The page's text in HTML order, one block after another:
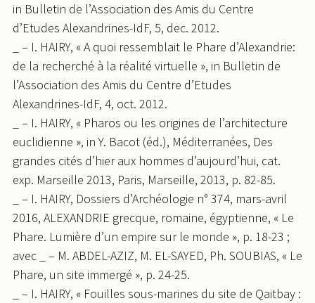
in Bulletin de l’Association des Amis du Centre
d’Etudes Alexandrines-IdF, 5, dec. 2012.
_ – I. HAIRY, « A quoi ressemblait le Phare d’Alexandrie:
de la recherché à la réalité virtuelle », in Bulletin de
l’Association des Amis du Centre d’Etudes
Alexandrines-IdF, 4, oct. 2012.
_ – I. HAIRY, « Pharos ou les origines de l’architecture
euclidienne », in Y. Bacot (éd.), Méditerranées, Des
grandes cités d’hier aux hommes d’aujourd’hui, cat.
exp. Marseille 2013, Paris, Marseille, 2013, p. 82-85.
_ – I. HAIRY, Dossiers d’Archéologie n° 374, mars-avril
2016, ALEXANDRIE grecque, romaine, égyptienne, « Le
Phare. Lumière d’un empire sur le monde », p. 18-23 ;
avec _ – M. ABDEL-AZIZ, M. EL-SAYED, Ph. SOUBIAS, « Le
Phare, un site immergé », p. 24-25.
_ – I. HAIRY, « Fouilles sous-marines du site de Qaitbay :